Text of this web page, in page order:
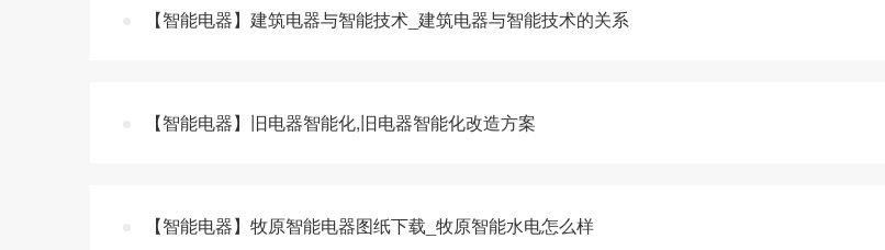
【智能电器】建筑电器与智能技术_建筑电器与智能技术的关系
【智能电器】旧电器智能化,旧电器智能化改造方案
【智能电器】牧原智能电器图纸下载_牧原智能水电怎么样